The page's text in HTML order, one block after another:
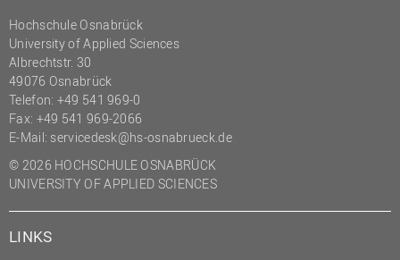
Hochschule Osnabrück
University of Applied Sciences
Albrechtstr. 30
49076 Osnabrück
Telefon: +49 541 969-0
Fax: +49 541 969-2066
E-Mail: servicedesk@hs-osnabrueck.de
© 2026 HOCHSCHULE OSNABRÜCK
UNIVERSITY OF APPLIED SCIENCES
LINKS